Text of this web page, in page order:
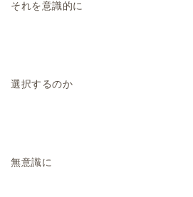
それを意識的に
選択するのか
無意識に